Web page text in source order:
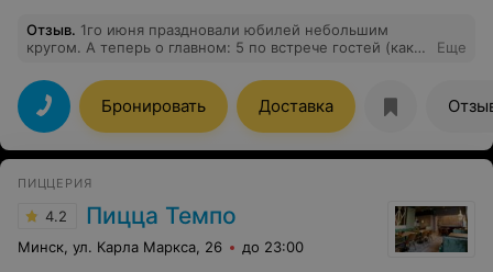
Отзыв. 1го июня праздновали юбилей небольшим
кругом. А теперь о главном: 5 по встрече гостей (как и
особенно удивило как были поданы приборы -
необычно приятно. Заказывали пиццу 4 сезона,
картофель, запеченные овощи, кальмары (это
отдельная история. Кто так умеет готовить кальмары -
это мишлен звезда), домашнее вино было
общем полный восторг. Официанты прекрасно
чувствуют гостей, ощущение, что ты пришел в гости к
хорошим друзьям. Шеф Клаудио общительный, милый,
скромный человек, поделится секретами кухни, если
проявите интерес. Обязательно вернусь и
Еще
Бронировать Доставка
ПИЦЦЕРИЯ
4.2 Пицца Темпо
Минск, ул. Карла Маркса, 26 до 23:00